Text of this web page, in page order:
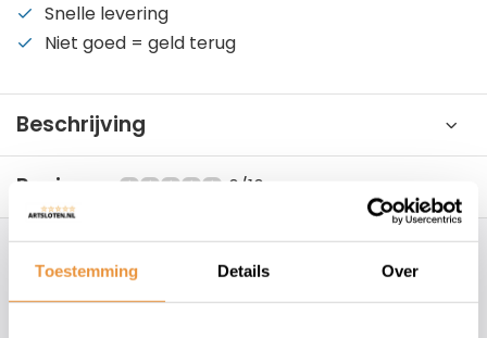
Toestemming Details Over
Snelle levering
Niet goed = geld terug
Beschrijving
Reviews 0/10
Hoe kunnen wij je helpen?